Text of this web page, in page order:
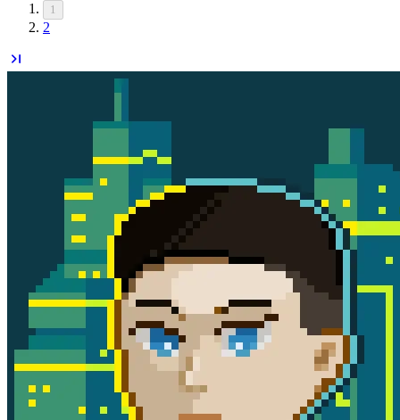
1
2